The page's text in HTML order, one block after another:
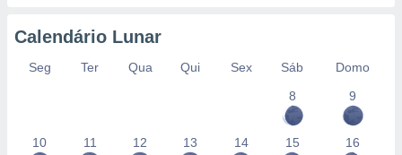
Calendário Lunar
Seg Ter Qua Qui Sex Sáb
Domo
8
9
10 11 12 13 14 15 16